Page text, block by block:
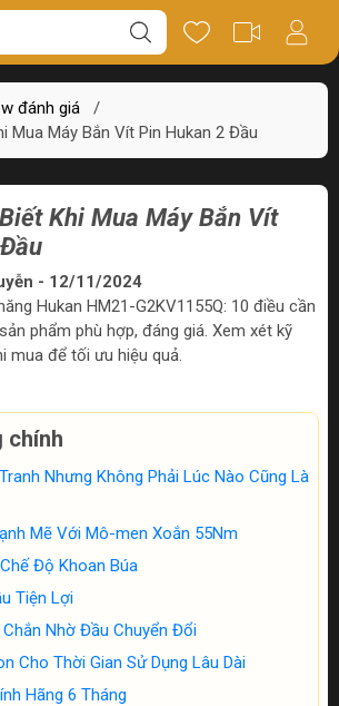
đánh giá
/
Mua Máy Bắn Vít Pin Hukan 2 Đầu
Khi Mua Máy Bắn Vít
- 12/11/2024
Hukan HM21-G2KV1155Q: 10 điều cần
phẩm phù hợp, đáng giá. Xem xét kỹ
mua để tối ưu hiệu quả.
chính
Nhưng Không Phải Lúc Nào Cũng Là
Mẽ Với Mô-men Xoắn 55Nm
Độ Khoan Búa
Tiện Lợi
Nhờ Đầu Chuyển Đổi
Cho Thời Gian Sử Dụng Lâu Dài
Hãng 6 Tháng